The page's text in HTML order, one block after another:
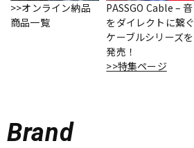
管楽器
>>オンライン納品
商品一覧
PASSGO Cable – 音
をダイレクトに繋ぐ
ケーブルシリーズを
発売！
>>特集ページ
Brand